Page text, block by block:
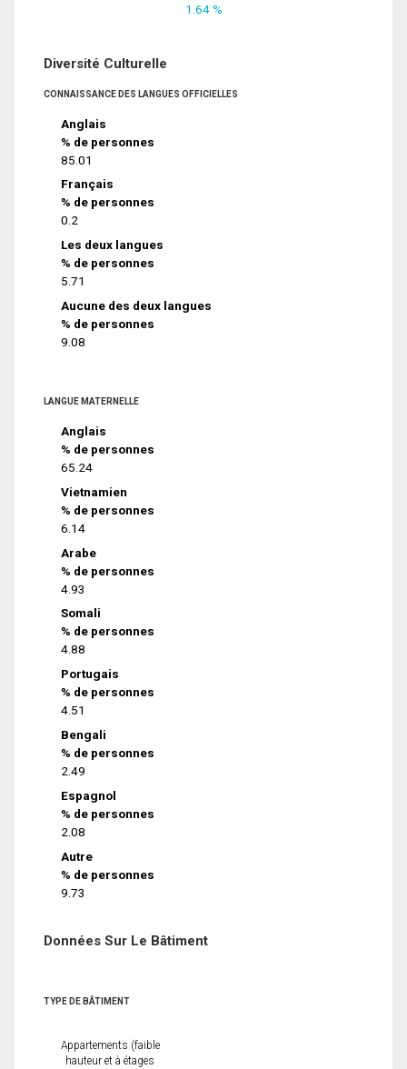
1.64 %
Diversité Culturelle
CONNAISSANCE DES LANGUES OFFICIELLES
Anglais
% de personnes
85.01
Français
% de personnes
0.2
Les deux langues
% de personnes
5.71
Aucune des deux langues
% de personnes
9.08
LANGUE MATERNELLE
Anglais
% de personnes
65.24
Vietnamien
% de personnes
6.14
Arabe
% de personnes
4.93
Somali
% de personnes
4.88
Portugais
% de personnes
4.51
Bengali
% de personnes
2.49
Espagnol
% de personnes
2.08
Autre
% de personnes
9.73
Données Sur Le Bâtiment
TYPE DE BÂTIMENT
Appartements (faible
hauteur et à étages